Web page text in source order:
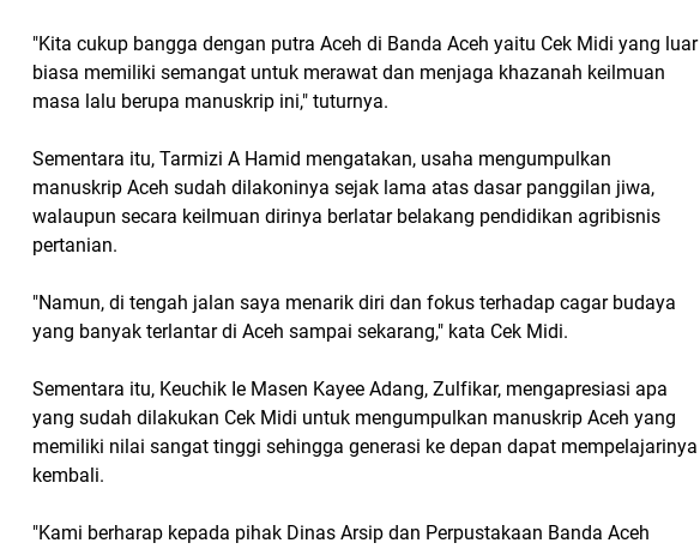
"Kita cukup bangga dengan putra Aceh di Banda Aceh yaitu Cek Midi yang luar
biasa memiliki semangat untuk merawat dan menjaga khazanah keilmuan
masa lalu berupa manuskrip ini," tuturnya.
Sementara itu, Tarmizi A Hamid mengatakan, usaha mengumpulkan
manuskrip Aceh sudah dilakoninya sejak lama atas dasar panggilan jiwa,
walaupun secara keilmuan dirinya berlatar belakang pendidikan agribisnis
pertanian.
"Namun, di tengah jalan saya menarik diri dan fokus terhadap cagar budaya
yang banyak terlantar di Aceh sampai sekarang," kata Cek Midi.
Sementara itu, Keuchik Ie Masen Kayee Adang, Zulfikar, mengapresiasi apa
yang sudah dilakukan Cek Midi untuk mengumpulkan manuskrip Aceh yang
memiliki nilai sangat tinggi sehingga generasi ke depan dapat mempelajarinya
kembali.
"Kami berharap kepada pihak Dinas Arsip dan Perpustakaan Banda Aceh